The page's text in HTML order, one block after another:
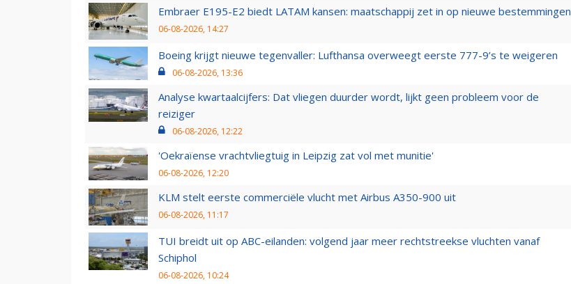
Embraer E195-E2 biedt LATAM kansen: maatschappij zet in op nieuwe bestemmingen
06-08-2026, 14:27
Boeing krijgt nieuwe tegenvaller: Lufthansa overweegt eerste 777-9’s te weigeren
06-08-2026, 13:36
Analyse kwartaalcijfers: Dat vliegen duurder wordt, lijkt geen probleem voor de
reiziger
06-08-2026, 12:22
'Oekraïense vrachtvliegtuig in Leipzig zat vol met munitie'
06-08-2026, 12:20
KLM stelt eerste commerciële vlucht met Airbus A350-900 uit
06-08-2026, 11:17
TUI breidt uit op ABC-eilanden: volgend jaar meer rechtstreekse vluchten vanaf
Schiphol
06-08-2026, 10:24